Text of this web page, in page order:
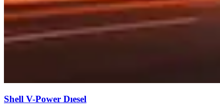
Shell V-Power Dıesel